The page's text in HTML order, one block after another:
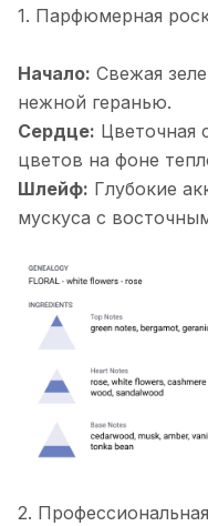
1. Парфюмерная
Начало: Свежая
нежной геранью.
Сердце: Цветочная
цветов на фоне
Шлейф: Глубокие
мускуса с
2.